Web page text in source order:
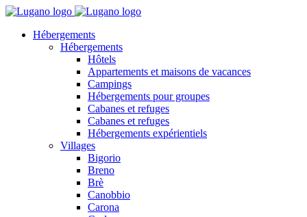
Hébergements
Hébergements
Hôtels
Appartements et maisons de vacances
Campings
Hébergements pour groupes
Cabanes et refuges
Cabanes et refuges
Hébergements expérientiels
Villages
Bigorio
Breno
Brè
Canobbio
Carona